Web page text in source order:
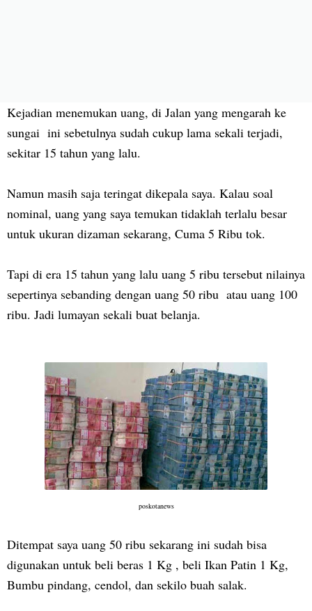
Kejadian menemukan uang, di Jalan yang mengarah ke
sungai ini sebetulnya sudah cukup lama sekali terjadi,
sekitar 15 tahun yang lalu.
Namun masih saja teringat dikepala saya. Kalau soal
nominal, uang yang saya temukan tidaklah terlalu besar
untuk ukuran dizaman sekarang, Cuma 5 Ribu tok.
Tapi di era 15 tahun yang lalu uang 5 ribu tersebut nilainya
sepertinya sebanding dengan uang 50 ribu atau uang 100
ribu. Jadi lumayan sekali buat belanja.
poskotanews
Ditempat saya uang 50 ribu sekarang ini sudah bisa
digunakan untuk beli beras 1 Kg , beli Ikan Patin 1 Kg,
Bumbu pindang, cendol, dan sekilo buah salak.